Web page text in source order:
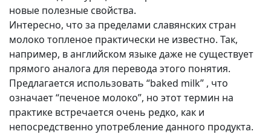
новые полезные свойства.
Интересно, что за пределами славянских стран
молоко топленое практически не известно. Так,
например, в английском языке даже не существует
прямого аналога для перевода этого понятия.
Предлагается использовать “baked milk” , что
означает “печеное молоко”, но этот термин на
практике встречается очень редко, как и
непосредственно употребление данного продукта.